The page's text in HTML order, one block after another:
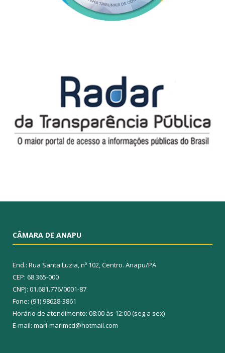
CÂMARA DE ANAPU
End.: Rua Santa Luzia, nº 102, Centro. Anapu/PA
CEP: 68.365-000
CNPJ: 01.681.776/0001-87
Fone: (91) 98628-3861
Horário de atendimento: 08:00 às 12:00 (seg a sex)
E-mail: mari-marimcd@hotmail.com